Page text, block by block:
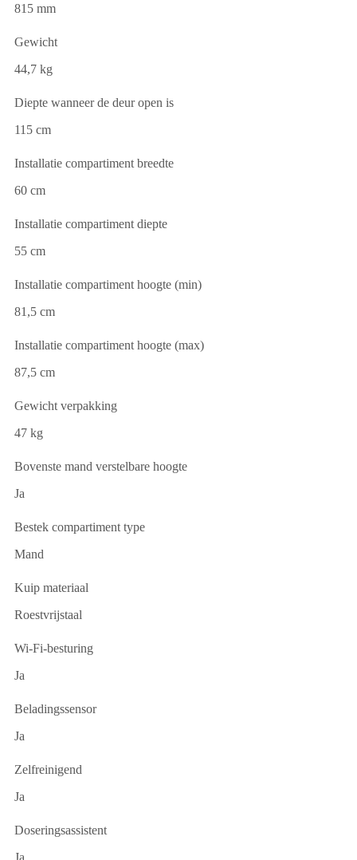
815 mm
Gewicht
44,7 kg
Diepte wanneer de deur open is
115 cm
Installatie compartiment breedte
60 cm
Installatie compartiment diepte
55 cm
Installatie compartiment hoogte (min)
81,5 cm
Installatie compartiment hoogte (max)
87,5 cm
Gewicht verpakking
47 kg
Bovenste mand verstelbare hoogte
Ja
Bestek compartiment type
Mand
Kuip materiaal
Roestvrijstaal
Wi-Fi-besturing
Ja
Beladingssensor
Ja
Zelfreinigend
Ja
Doseringsassistent
Ja